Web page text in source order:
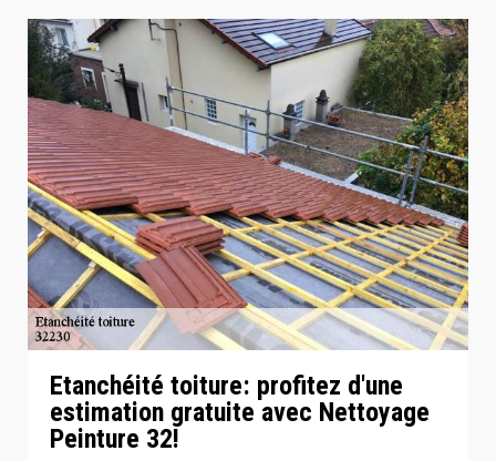
Etanchéité toiture: profitez d'une
estimation gratuite avec Nettoyage
Peinture 32!